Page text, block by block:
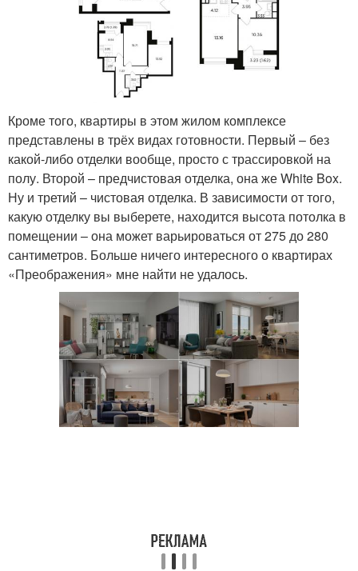
Кроме того, квартиры в этом жилом комплексе
представлены в трёх видах готовности. Первый – без
какой-либо отделки вообще, просто с трассировкой на
полу. Второй – предчистовая отделка, она же White Box.
Ну и третий – чистовая отделка. В зависимости от того,
какую отделку вы выберете, находится высота потолка в
помещении – она может варьироваться от 275 до 280
сантиметров. Больше ничего интересного о квартирах
«Преображения» мне найти не удалось.